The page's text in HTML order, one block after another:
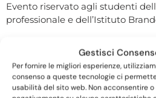
Gestisci
Per fornire le migliori esperienze,
consenso a queste tecnologie ci
usabilità del sito web. Non acconsentire
Evento riservato agli studenti
professionale e dell’Istituto
Contatti